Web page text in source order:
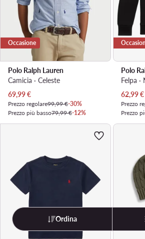
Occasione
Polo Ralph Lauren
Camicia · Celeste
Prezzo attuale
69,99€
Prezzo regolare99,99 €-30%
Prezzo più basso79,99 €-12%
Polo
Felpa ·
Prezzo
62,99€
Prezzo
Prezzo
Ordina